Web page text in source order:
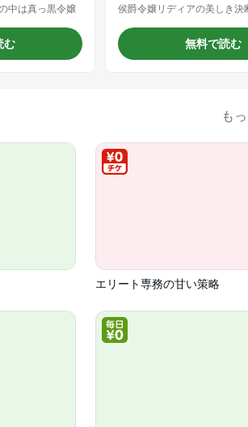
中は真っ黒令嬢
む 無料で読む
も
エリート専務の甘い策略